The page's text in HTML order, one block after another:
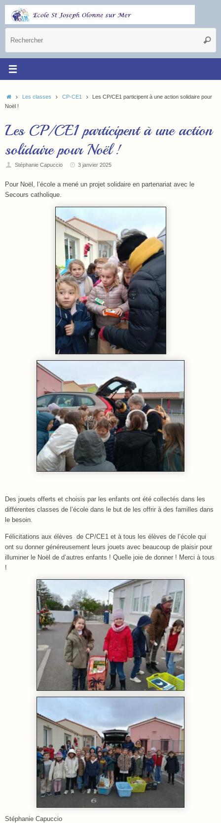
Les classes CP-CE1
Les CP/CE1 participent à une action solidaire pour
Noël !
Les CP/CE1 participent à une action
solidaire pour Noël !
Stéphanie Capuccio 3 janvier 2025
Pour Noël, l’école a mené un projet solidaire en partenariat avec le
Secours catholique.
Des jouets offerts et choisis par les enfants ont été collectés dans les
différentes classes de l’école dans le but de les offrir à des familles dans
le besoin.
Félicitations aux élèves de CP/CE1 et à tous les élèves de l’école qui
ont su donner généreusement leurs jouets avec beaucoup de plaisir pour
illuminer le Noël de d’autres enfants ! Quelle joie de donner ! Merci à tous
!
Stéphanie Capuccio